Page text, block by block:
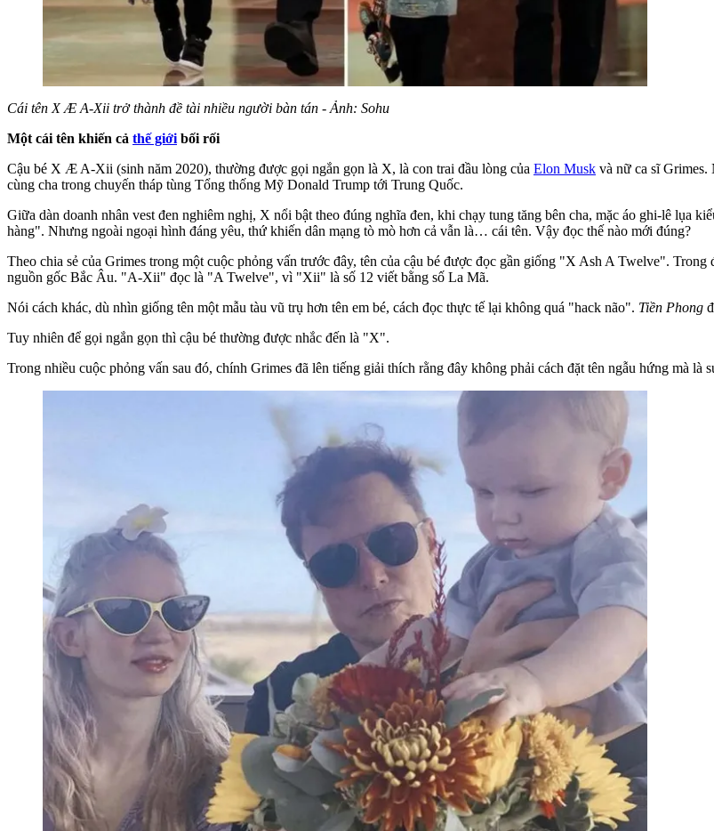
Cái tên X Æ A-Xii trở thành đề tài nhiều người bàn tán - Ảnh: Sohu
Một cái tên khiến cả thế giới bối rối
Cậu bé X Æ A-Xii (sinh năm 2020), thường được gọi ngắn gọn là X, là con trai đầu lòng của Elon Musk và nữ ca sĩ Grimes.
cùng cha trong chuyến tháp tùng Tổng thống Mỹ Donald Trump tới Trung Quốc.
Giữa dàn doanh nhân vest đen nghiêm nghị, X nổi bật theo đúng nghĩa đen, khi chạy tung tăng bên cha, mặc áo ghi-lê lụa
hàng". Nhưng ngoài ngoại hình đáng yêu, thứ khiến dân mạng tò mò hơn cả vẫn là… cái tên. Vậy đọc thế nào mới đúng?
Theo chia sẻ của Grimes trong một cuộc phỏng vấn trước đây, tên của cậu bé được đọc gần giống "X Ash A Twelve".
nguồn gốc Bắc Âu. "A-Xii" đọc là "A Twelve", vì "Xii" là số 12 viết bằng số La Mã.
Nói cách khác, dù nhìn giống tên một mẫu tàu vũ trụ hơn tên em bé, cách đọc thực tế lại không quá "hack não". Tiền Phong
Tuy nhiên để gọi ngắn gọn thì cậu bé thường được nhắc đến là "X".
Trong nhiều cuộc phỏng vấn sau đó, chính Grimes đã lên tiếng giải thích rằng đây không phải cách đặt tên ngẫu hứng mà là